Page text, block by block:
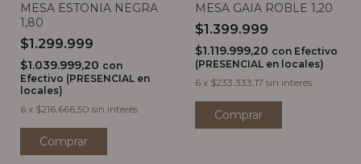
MESA ESTONIA NEGRA
1,80
$1.299.999
$1.039.999,20 con
Efectivo (PRESENCIAL en
locales)
6 x $216.666,50 sin interés
MESA GAIA ROBLE 1,20
$1.399.999
$1.119.999,20 con Efectivo
(PRESENCIAL en locales)
6 x $233.333,17 sin interés